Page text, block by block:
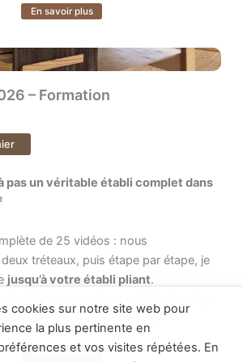
.
chaque geste compte.
dans tes mains
fierté
En savoir plus
– Formation
un véritable établi complet dans
pas un véritable établi complet dans
de 25 vidéos : nous
tréteaux, puis étape par étape, je
jusqu’à votre établi pliant.
un véritable centre d’usinage.
En savoir plus
cookies sur notre site web pour
la plus pertinente en
et vos visites répétées. En